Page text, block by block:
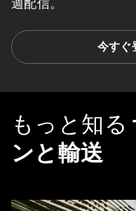
週配信。
今すぐ
もっと知る
ンと輸送